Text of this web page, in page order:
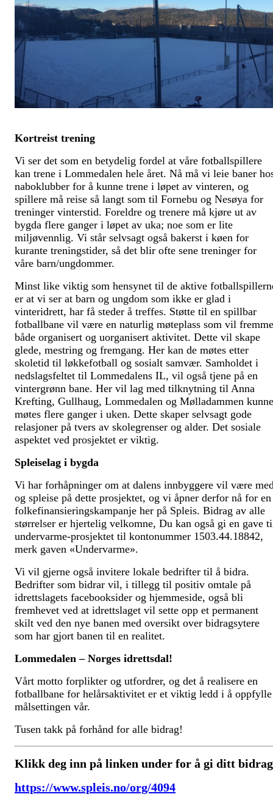
Kortreist trening
Vi ser det som en betydelig fordel at våre fotballspillere
kan trene i Lommedalen hele året. Nå må vi leie baner
naboklubber for å kunne trene i løpet av vinteren, og
spillere må reise så langt som til Fornebu og Nesøya for
treninger vinterstid. Foreldre og trenere må kjøre ut av
bygda flere ganger i løpet av uka; noe som er lite
miljøvennlig. Vi står selvsagt også bakerst i køen for
kurante treningstider, så det blir ofte sene treninger for
våre barn/ungdommer.
Minst like viktig som hensynet til de aktive
er at vi ser at barn og ungdom som ikke er glad i
vinteridrett, har få steder å treffes. Støtte til en spillbar
fotballbane vil være en naturlig møteplass som vil fremme
både organisert og uorganisert aktivitet. Dette vil skape
glede, mestring og fremgang. Her kan de møtes etter
skoletid til løkkefotball og sosialt samvær. Samholdet i
nedslagsfeltet til Lommedalens IL, vil også tjene på en
vintergrønn bane. Her vil lag med tilknytning til Anna
Krefting, Gullhaug, Lommedalen og Mølladammen kunne
møtes flere ganger i uken. Dette skaper selvsagt gode
relasjoner på tvers av skolegrenser og alder. Det sosiale
aspektet ved prosjektet er viktig.
Spleiselag i bygda
Vi har forhåpninger om at dalens innbyggere vil være
og spleise på dette prosjektet, og vi åpner derfor nå for en
folkefinansieringskampanje her på Spleis. Bidrag av alle
størrelser er hjertelig velkomne, Du kan også gi en gave
undervarme-prosjektet til kontonummer 1503.44.18842,
merk gaven «Undervarme».
Vi vil gjerne også invitere lokale bedrifter til å bidra.
Bedrifter som bidrar vil, i tillegg til positiv omtale på
idrettslagets facebooksider og hjemmeside, også bli
fremhevet ved at idrettslaget vil sette opp et permanent
skilt ved den nye banen med oversikt over bidragsytere
som har gjort banen til en realitet.
Lommedalen – Norges idrettsdal!
Vårt motto forplikter og utfordrer, og det å realisere en
fotballbane for helårsaktivitet er et viktig ledd i å oppfylle
målsettingen vår.
Tusen takk på forhånd for alle bidrag!
Klikk deg inn på linken under for å gi ditt
https://www.spleis.no/org/4094